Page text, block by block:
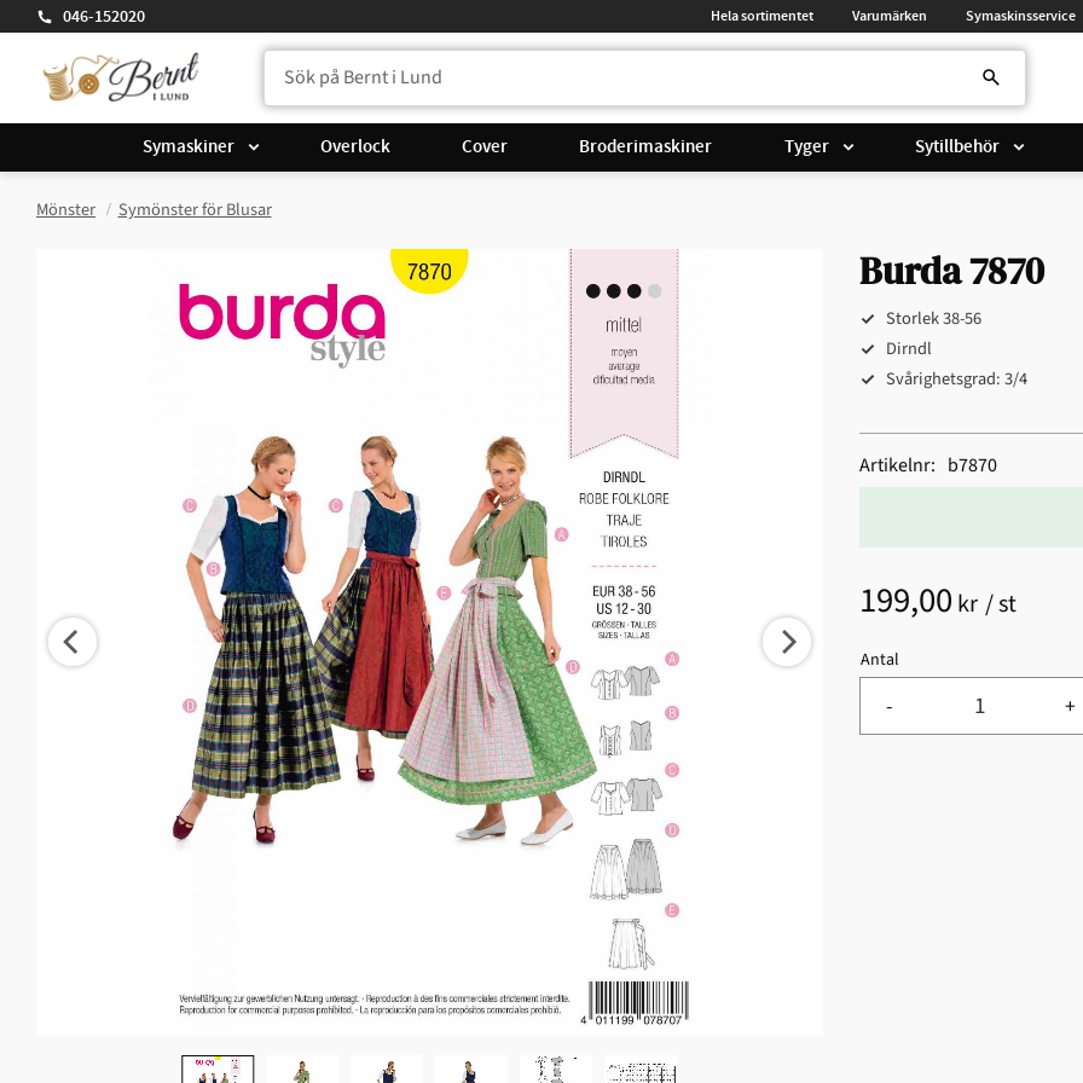
046-152020 Hela sortimentet Varumärken Symaskinsservice
Symaskiner Overlock Cover Broderimaskiner Tyger Sytillbehör
Mönster Symönster för Blusar
Burda 7870
Storlek 38-56
Dirndl
Svårighetsgrad: 3/4
199,00 kr /st
Antal
+
-
Artikelnr b7870